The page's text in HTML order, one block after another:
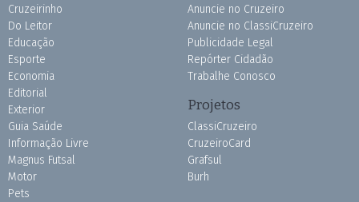
Cruzeirinho
Do Leitor
Educação
Esporte
Economia
Editorial
Exterior
Guia Saúde
Informação Livre
Magnus Futsal
Motor
Pets
Anuncie no Cruzeiro
Anuncie no ClassiCruzeiro
Publicidade Legal
Repórter Cidadão
Trabalhe Conosco
Projetos
ClassiCruzeiro
CruzeiroCard
Grafsul
Burh